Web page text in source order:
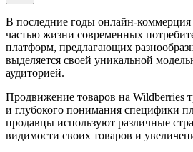
В последние годы онлайн-коммерция
частью жизни современных
платформ, предлагающих
выделяется своей уникальной
аудиторией.
Продвижение товаров на Wildberries
и глубокого понимания специфики
продавцы используют различные
видимости своих товаров и